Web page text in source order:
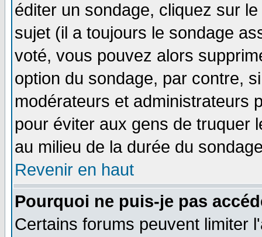
éditer un sondage, cliquez sur
sujet (il a toujours le sondage
voté, vous pouvez alors
option du sondage, par contre,
modérateurs et administrateurs
pour éviter aux gens de truquer
au milieu de la durée du
Revenir en haut
Pourquoi ne puis-je pas
Certains forums peuvent limiter